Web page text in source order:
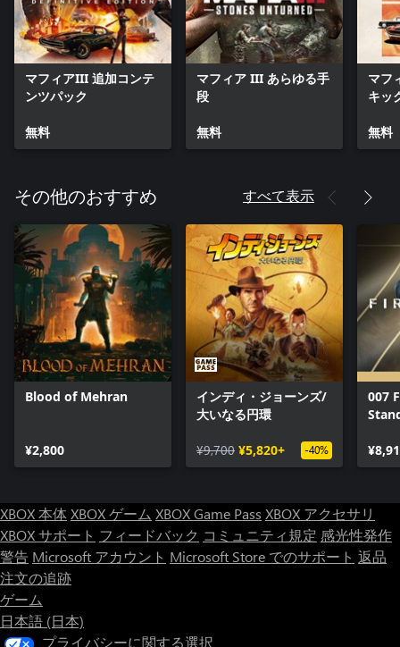
マフィアIII 追加コンテ
ンツパック
無料
マフィア III あらゆる手
段
無料
マフ
キッ
無料
その他のおすすめ すべて表示
Blood of Mehran
¥2,800
インディ・ジョーンズ/
大いなる円環
¥9,700 ¥5,820+ -40%
007
XBOX 本体XBOX ゲーム XBOX Game Pass XBOX アクセサリ
XBOX サポート フィードバック コミュニティ規定 感光性発作
警告 Microsoft アカウント Microsoft Store でのサポート 返品
注文の追跡
ゲーム
日本語 (日本)
プライバシーに関する選択